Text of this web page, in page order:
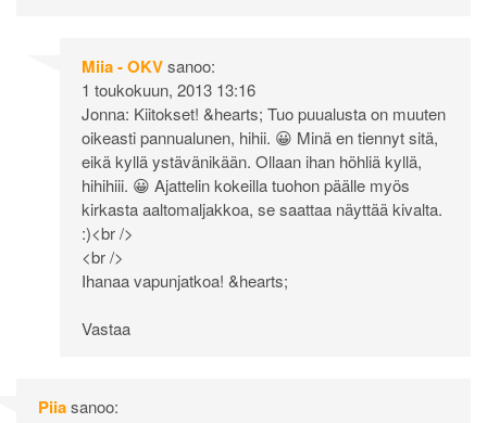
Miia - OKVsanoo:
1 toukokuun, 2013 13:16
Jonna: Kiitokset! &hearts; Tuo puualusta on muuten
oikeasti pannualunen, hihii. 😀 Minä en tiennyt sitä,
eikä kyllä ystävänikään. Ollaan ihan höhliä kyllä,
hihihiii. 😀 Ajattelin kokeilla tuohon päälle myös
kirkasta aaltomaljakkoa, se saattaa näyttää kivalta.
:)<br />
<br />
Ihanaa vapunjatkoa! &hearts;
Vastaa
Piiasanoo: